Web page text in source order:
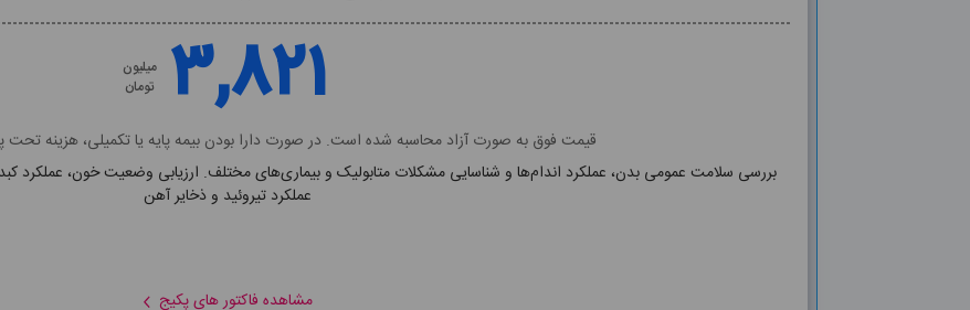
۳,۸۲۱
میلیون
تومان
قیمت فوق به صورت آزاد محاسبه شده است. در صورت دارا بودن بیمه پایه یا تکمیلی، هزینه
بررسی سلامت عمومی بدن، عملکرد اندام‌ها و شناسایی مشکلات متابولیک و بیماری‌های مختلف. ارزیابی وضعیت خون، عملکرد
عملکرد تیروئید و ذخایر آهن
مشاهده فاکتور های پکیج
۳,۸۲۱ میلیون
شامل فاکتور های:
مشاهده توضیحات پکیج